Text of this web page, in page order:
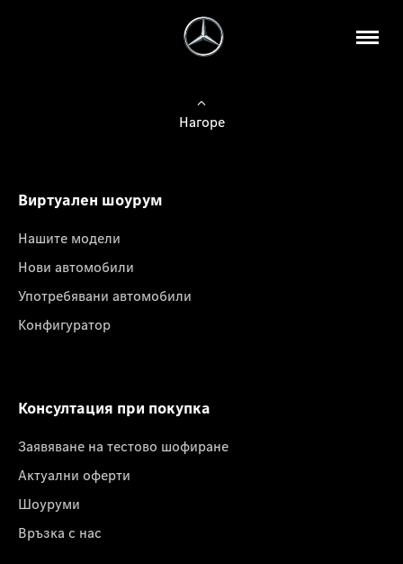
Нагоре
Виртуален шоурум
Нашите модели
Нови автомобили
Употребявани автомобили
Конфигуратор
Консултация при покупка
Заявяване на тестово шофиране
Актуални оферти
Шоуруми
Връзка с нас